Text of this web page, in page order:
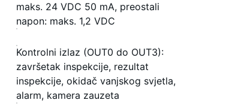
maks. 24 VDC 50 mA, preostali
napon: maks. 1,2 VDC
Kontrolni izlaz (OUT0 do OUT3):
završetak inspekcije, rezultat
inspekcije, okidač vanjskog svjetla,
alarm, kamera zauzeta